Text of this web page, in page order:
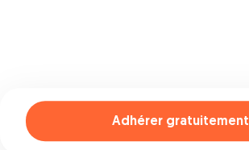
Adhérer gratuitement